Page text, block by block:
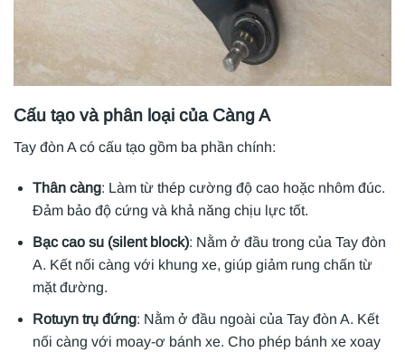
Cấu tạo và phân loại của Càng A
Tay đòn A có cấu tạo gồm ba phần chính:
Thân càng: Làm từ thép cường độ cao hoặc nhôm đúc.
Đảm bảo độ cứng và khả năng chịu lực tốt.
Bạc cao su (silent block): Nằm ở đầu trong của Tay đòn
A. Kết nối càng với khung xe, giúp giảm rung chấn từ
mặt đường.
Rotuyn trụ đứng: Nằm ở đầu ngoài của Tay đòn A. Kết
nối càng với moay-ơ bánh xe. Cho phép bánh xe xoay